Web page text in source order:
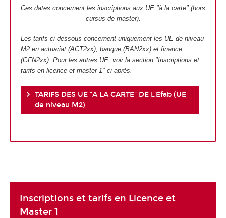
Ces dates concernent les inscriptions aux UE "à la carte" (hors
cursus de master).
Les tarifs ci-dessous concernent uniquement les UE de niveau
M2 en actuariat (ACT2xx), banque (BAN2xx) et finance
(GFN2xx). Pour les autres UE, voir la section "Inscriptions et
tarifs en licence et master 1" ci-après.
TARIFS DES UE "A LA CARTE" DE L'Efab (UE
de niveau M2)
Inscriptions et tarifs en Licence et
Master 1